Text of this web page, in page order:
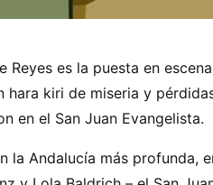
es la puesta en
hara kiri de miseria y
en el San Juan Evangelista.
la Andalucía más profunda,